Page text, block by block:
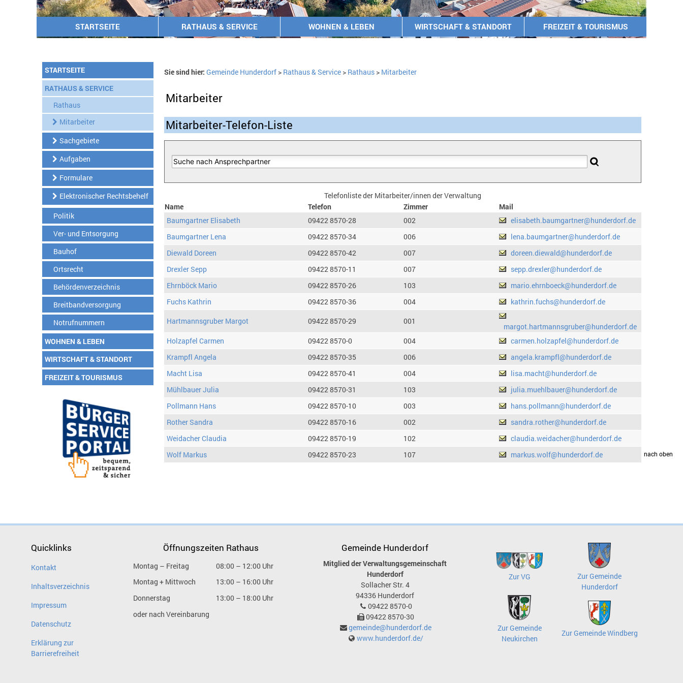
STARTSEITE RATHAUS & SERVICE WOHNEN & LEBEN WIRTSCHAFT & STANDORT FREIZEIT & TOURISMUS
STARTSEITE
RATHAUS & SERVICE
Rathaus
Mitarbeiter
Sachgebiete
Aufgaben
Formulare
Elektronischer Rechtsbehelf
Politik
Ver- und Entsorgung
Bauhof
Ortsrecht
Behördenverzeichnis
Breitbandversorgung
Notrufnummern
WOHNEN & LEBEN
WIRTSCHAFT & STANDORT
FREIZEIT & TOURISMUS
Sie sind hier: Gemeinde Hunderdorf> Rathaus & Service> Rathaus> Mitarbeiter
Mitarbeiter
Mitarbeiter-Telefon-Liste
Telefonliste der Mitarbeiter/innen der Verwaltung
Name
Telefon Zimmer
Mail
Baumgartner Elisabeth
09422 8570-28 002
elisabeth.baumgartner@hunderdorf.de
Baumgartner Lena
09422 8570-34 006
lena.baumgartner@hunderdorf.de
Diewald Doreen
09422 8570-42 007
doreen.diewald@hunderdorf.de
Drexler Sepp
09422 8570-11 007
sepp.drexler@hunderdorf.de
Ehrnböck Mario
09422 8570-26 103
mario.ehrnboeck@hunderdorf.de
Fuchs Kathrin
09422 8570-36 004
kathrin.fuchs@hunderdorf.de
Hartmannsgruber Margot
09422 8570-29 001
margot.hartmannsgruber@hunderdorf.de
Holzapfel Carmen
09422 8570-0 004
carmen.holzapfel@hunderdorf.de
Krampfl Angela
09422 8570-35 006
angela.krampfl@hunderdorf.de
Macht Lisa
09422 8570-41 004
lisa.macht@hunderdorf.de
Mühlbauer Julia
09422 8570-31 103
julia.muehlbauer@hunderdorf.de
Pollmann Hans
09422 8570-10 003
hans.pollmann@hunderdorf.de
Rother Sandra
09422 8570-16 002
sandra.rother@hunderdorf.de
Weidacher Claudia
09422 8570-19 102
claudia.weidacher@hunderdorf.de
Wolf Markus
09422 8570-23 107 markus.wolf@hunderdorf.dedrucken nach oben
Quicklinks
Kontakt
Inhaltsverzeichnis
Impressum
Datenschutz
Erklärung zur
Barrierefreiheit
Öffnungszeiten Rathaus
Montag – Freitag
08:00 – 12:00 Uhr
Montag + Mittwoch
13:00 – 16:00 Uhr
Donnerstag
13:00 – 18:00 Uhr
oder nach Vereinbarung
Gemeinde Hunderdorf
Mitglied der Verwaltungsgemeinschaft
Hunderdorf
Sollacher Str. 4
94336 Hunderdorf
09422 8570-0
09422 8570-30
gemeinde@hunderdorf.de
www.hunderdorf.de/
Zur VG
Zur Gemeinde
Hunderdorf
Zur Gemeinde
Neukirchen
Zur Gemeinde Windberg